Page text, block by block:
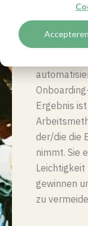
Accepteren
Mit der
jedes
Ergebnis
der/die die
nimmt. Sie
Leichtigkeit
gewinnen
zu